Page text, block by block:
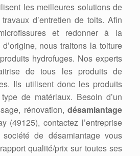
les meilleures solutions de
d’entretien de toits. Afin
et redonner à la
nous traitons la toiture
hydrofuges. Nos experts
de tous les produits de
Ils utilisent donc les produits
de matériaux. Besoin d’un
rénovation, désamiantage
(49125), contactez l’entreprise
de désamiantage vous
qualité/prix sur toutes ses